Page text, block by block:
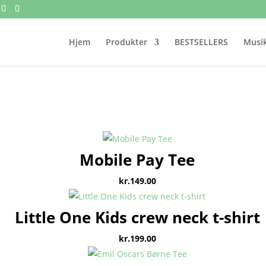
Hjem Produkter BESTSELLERS
Mobile Pay Tee
kr.149.00
Little One Kids crew neck t-shirt
kr.199.00